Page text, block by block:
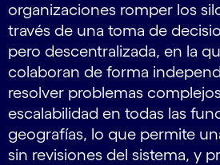
organizaciones romper los
través de una toma de
pero descentralizada, en la
colaboran de forma
resolver problemas
escalabilidad en todas las
geografías, lo que permite
sin revisiones del sistema, y